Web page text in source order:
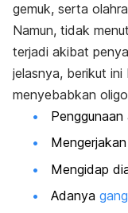
gemuk, serta
Namun, tidak
terjadi akibat
jelasnya, berikut ini
menyebabkan
Mengidap
Adanya